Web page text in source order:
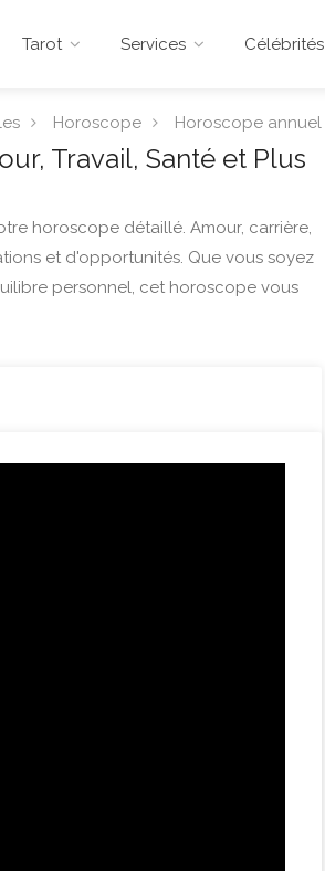
Tarot Services Célébrités
Horoscope Horoscope annuel
Travail, Santé et Plus
horoscope détaillé. Amour, carrière,
et d'opportunités. Que vous soyez
personnel, cet horoscope vous